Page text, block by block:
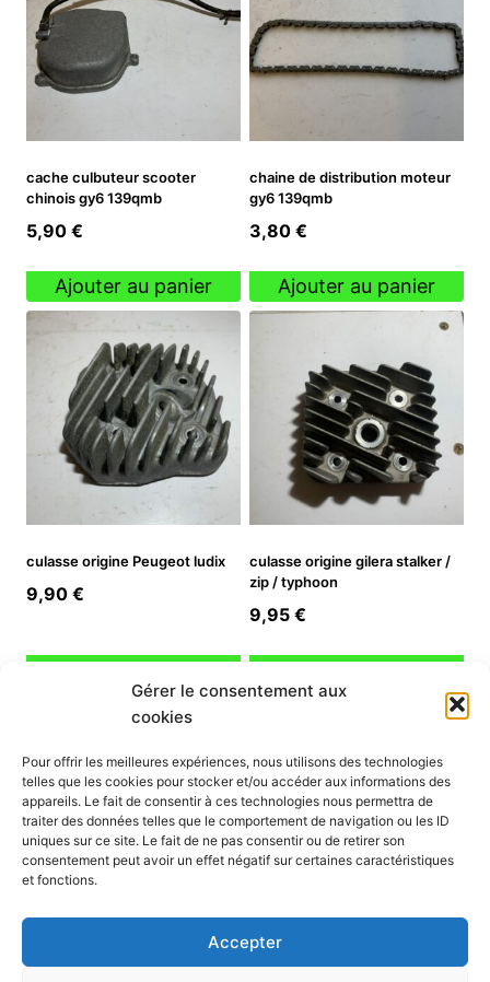
Gérer le consentement aux
cookies
Pour offrir les meilleures expériences, nous utilisons des technologies
telles que les cookies pour stocker et/ou accéder aux informations des
appareils. Le fait de consentir à ces technologies nous permettra de
traiter des données telles que le comportement de navigation ou les ID
uniques sur ce site. Le fait de ne pas consentir ou de retirer son
consentement peut avoir un effet négatif sur certaines caractéristiques
et fonctions.
Accepter
cache culbuteur scooter
chinois gy6 139qmb
5,90 €
Ajouter au panier
chaine de distribution moteur
gy6 139qmb
3,80 €
Ajouter au panier
culasse origine Peugeot ludix
9,90 €
culasse origine gilera stalker /
zip / typhoon
9,95 €
INFORMATION
Mon compte
Nous contacter
Mode paiement
Nos services
Politique de confidentialité
Politique de cookies (UE)